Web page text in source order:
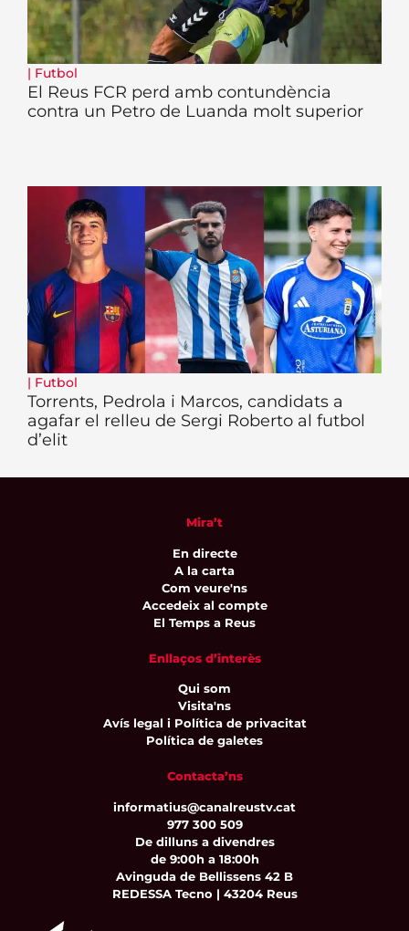
| Futbol
El Reus FCR perd amb contundència
contra un Petro de Luanda molt superior
| Futbol
Torrents, Pedrola i Marcos, candidats a
agafar el relleu de Sergi Roberto al futbol
d’elit
Mira’t
En directe
A la carta
Com veure'ns
Accedeix al compte
El Temps a Reus
Enllaços d’interès
Qui som
Visita'ns
Avís legal i Política de privacitat
Política de galetes
Contacta’ns
informatius@canalreustv.cat
977 300 509
De dilluns a divendres
de 9:00h a 18:00h
Avinguda de Bellissens 42 B
REDESSA Tecno | 43204 Reus